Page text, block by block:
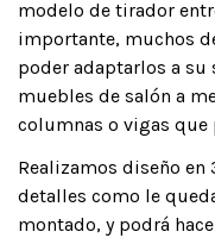
modelo de tirador
importante, muchos
poder adaptarlos a su
muebles de salón a
columnas o vigas que
Realizamos diseño
detalles como le
montado, y podrá